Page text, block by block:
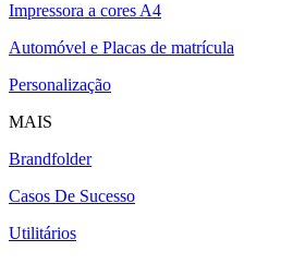
Impressora a cores A4
Automóvel e Placas de matrícula
Personalização
MAIS
Brandfolder
Casos De Sucesso
Utilitários